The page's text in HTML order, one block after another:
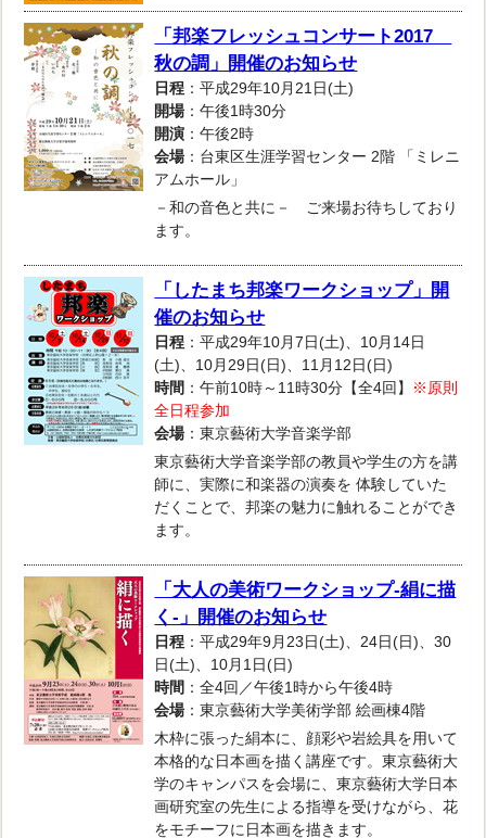
「邦楽フレッシュコンサート2017
秋の調」開催のお知らせ
日程 ：平成29年10月21日(土)
開場：午後1時30分
開演 ：午後2時
会場：台東区生涯学習センター 2階 「ミレニ
アムホール」
－和の音色と共に－ ご来場お待ちしており
ます。
「したまち邦楽ワークショップ」開
催のお知らせ
日程 ：平成29年10月7日(土)、10月14日
(土)、10月29日(日)、11月12日(日)
時間 ：午前10時～11時30分【全4回】 ※原則
全日程参加
会場：東京藝術大学音楽学部
東京藝術大学音楽学部の教員や学生の方を講
師に、実際に和楽器の演奏を 体験していた
だくことで、邦楽の魅力に触れることができ
ます。
「大人の美術ワークショップ-絹に描
く-」開催のお知らせ
日程 ：平成29年9月23日(土)、24日(日)、30
日(土)、10月1日(日)
時間 ：全4回／午後1時から午後4時
会場：東京藝術大学美術学部 絵画棟4階
木枠に張った絹本に、顔彩や岩絵具を用いて
本格的な日本画を描く講座です。東京藝術大
学のキャンパスを会場に、東京藝術大学日本
画研究室の先生による指導を受けながら、花
をモチーフに日本画を描きます。